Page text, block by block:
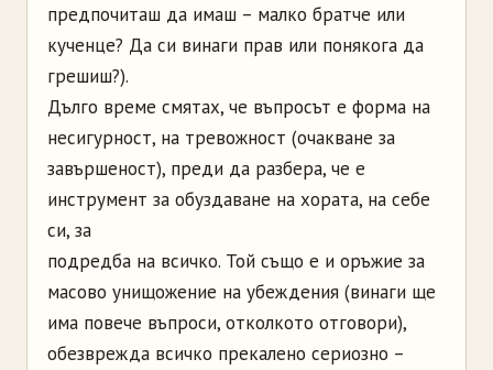
предпочиташ да имаш – малко братче или
кученце? Да си винаги прав или понякога да
грешиш?).
Дълго време смятах, че въпросът е форма на
несигурност, на тревожност (очакване за
завършеност), преди да разбера, че е
инструмент за обуздаване на хората, на себе
си, за
подредба на всичко. Той също е и оръжие за
масово унищожение на убеждения (винаги ще
има повече въпроси, отколкото отговори),
обезврежда всичко прекалено сериозно –